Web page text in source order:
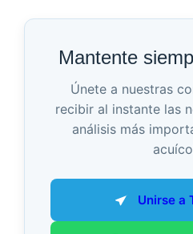
Mantente
Únete a nuestras
recibir al instante las
análisis más
Unirse a